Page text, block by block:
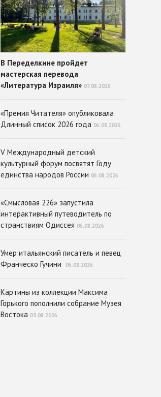
В Переделкине пройдет
мастерская перевода
«Литература Израиля» 07.08.2026
«Премия Читателя» опубликовала
Длинный список 2026 года 06.08.2026
V Международный детский
культурный форум посвятят Году
единства народов России 06.08.2026
«Смысловая 226» запустила
интерактивный путеводитель по
странствиям Одиссея 06.08.2026
Умер итальянский писатель и певец
Франческо Гучини
06.08.2026
Картины из коллекции Максима
Горького пополнили собрание Музея
Востока 05.08.2026